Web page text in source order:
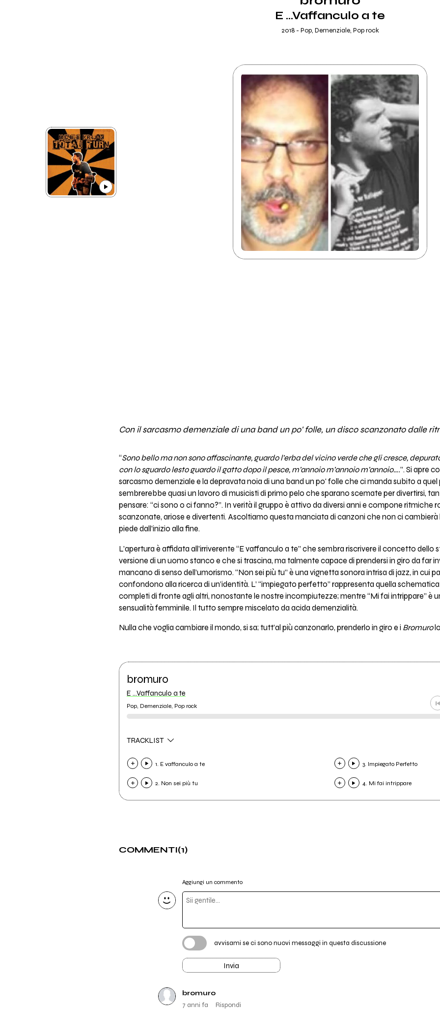
E ...Vaffanculo a te
2018 - Pop, Demenziale, Pop rock
Con il sarcasmo demenziale di una band un po' folle, un disco scanzonato dalle
“Sono bello ma non sono affascinante, guardo l’erba del vicino verde che gli cresce,
con lo sguardo lesto guardo il gatto dopo il pesce, m’annoio m’annoio m’annoio….”. Si apre
sarcasmo demenziale e la depravata noia di una band un po' folle che ci manda subito a quel
sembrerebbe quasi un lavoro di musicisti di primo pelo che sparano scemate per divertirsi,
pensare: “ci sono o ci fanno?”. In verità il gruppo è attivo da diversi anni e compone ritmiche
scanzonate, ariose e divertenti. Ascoltiamo questa manciata di canzoni che non ci cambierà
piede dall’inizio alla fine.
L’apertura è affidata all’irriverente “E vaffanculo a te” che sembra riscrivere il concetto dello
versione di un uomo stanco e che si trascina, ma talmente capace di prendersi in giro da far
mancano di senso dell’umorismo. “Non sei più tu” è una vignetta sonora intrisa di jazz, in cui
confondono alla ricerca di un’identità. L’ “impiegato perfetto” rappresenta quella
completi di fronte agli altri, nonostante le nostre incompiutezze; mentre “Mi fai intrippare” è
sensualità femminile. Il tutto sempre miscelato da acida demenzialità.
Nulla che voglia cambiare il mondo, si sa; tutt’al più canzonarlo, prenderlo in giro e i Bromuro
bromuro
E ...Vaffanculo a te
Pop, Demenziale, Pop rock
TRACKLIST
1. E vaffanculo a te
2. Non sei più tu
3. Impiegato Perfetto
4. Mi fai intrippare
COMMENTI(1)
Aggiungi un commento
avvisami se ci sono nuovi messaggi in questa discussione
Invia
bromuro
7 anni fa
Rispondi